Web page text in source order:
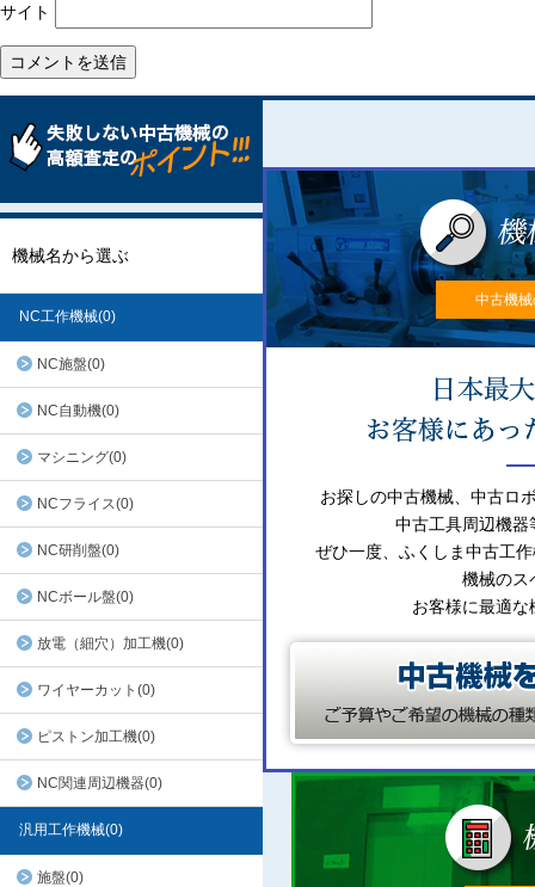
サイト
機械名から選ぶ
NC工作機械(0)
NC施盤(0)
NC自動機(0)
マシニング(0)
NCフライス(0)
NC研削盤(0)
NCボール盤(0)
放電（細穴）加工機(0)
ワイヤーカット(0)
ピストン加工機(0)
NC関連周辺機器(0)
汎用工作機械(0)
施盤(0)
中古機
お探しの中古機械、中古ロ
中古工具周辺機器
ぜひ一度、ふくしま中古工
機械のス
お客様に最適